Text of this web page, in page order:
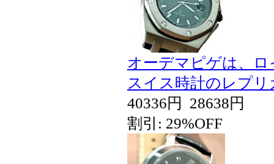
オーデマピゲは、ロ
スイス時計のレプリ
40336円
28638円
割引: 29%OFF